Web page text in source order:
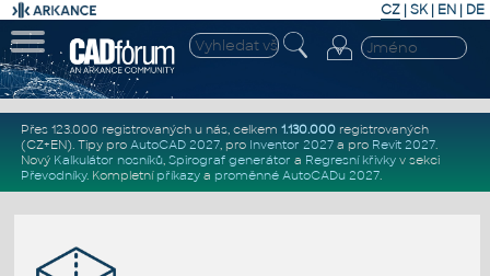
CZ | SK| EN | DE
Přes 123.000 registrovaných u nás, celkem 1.130.000registrovaných
(CZ+EN). Tipy pro AutoCAD 2027, pro Inventor 2027a pro Revit 2027.
Nový Kalkulátor nosníků, Spirograf generátor a Regresní křivkyv sekci
Převodníky. Kompletní příkazya proměnné AutoCADu 2027.